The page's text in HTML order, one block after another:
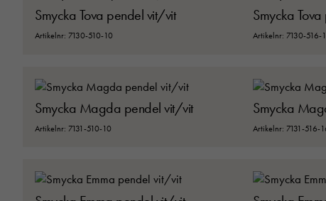
Smycka Tova pendel vit/vit
Artikelnr: 7130-510-10
Smycka
Artikelnr: 7130-516-
Smycka Magda pendel vit/vit
Artikelnr: 7131-510-10
Smycka
Artikelnr: 7131-516-